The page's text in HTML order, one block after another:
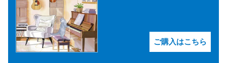
ご購入はこちら